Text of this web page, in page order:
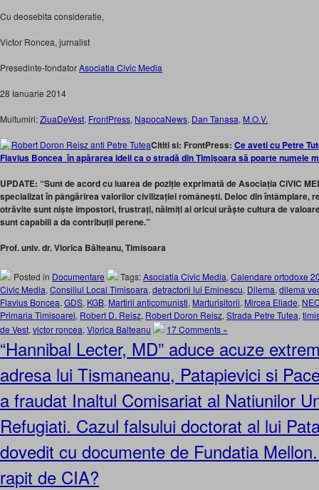
Cu deosebita consideratie,
Victor Roncea, jurnalist
Presedinte-fondatorAsociatia Civic Media
28 Ianuarie 2014
Multumiri:ZiuaDeVest, FrontPress, NapocaNews, Dan Tanasa, M.O.V.
Cititi si: FrontPress: Ce aveti cu Petre
Flavius Boncea în apărarea ideii ca o stradă din Timișoara să poarte numele
UPDATE: “Sunt de acord cu luarea de poziție exprimată de Asociația CIVIC
specializat în pângărirea valorilor civilizației românești. Deloc din întâmplare,
otrăvite sunt niște impostori, frustrați, năimiți ai oricui urăște cultura de
sunt capabili a da contribuții perene.”
Prof. univ. dr. Viorica Bălteanu, Timisoara
Posted in Documentare Tags:Asociatia Civic Media, Calendare ortodoxe
Civic Media, Consiliul Local Timisoara, detractorii lui Eminescu, Dilema, dilema
Flavius Boncea, GDS, KGB, Martirii anticomunisti, Marturisitorii, Mircea Eliade,
Primaria Timisoarei, Robert D. Reisz, Robert Doron Reisz, Strada Petre Tutea,
de Vest, victor roncea, Viorica Balteanu 17 Comments »
“Hannibal Lecter, MD” aduce acuze
adresa lui Tismaneanu, Patapievici si
a fraudat Inaltul Comisariat al Natiunilor
Refugiati. Cazul falsului doctorat al lui
dovedit cu documente de Fundatia
rapit de CIA?